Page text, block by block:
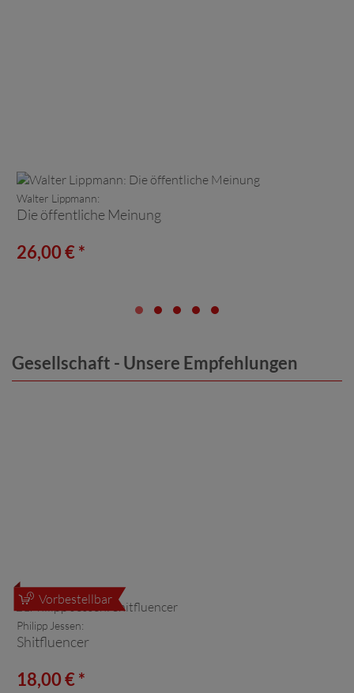
Walter Lippmann:
Die öffentliche Meinung
26,00 € *
Gesellschaft - Unsere Empfehlungen
Vorbestellbar
Philipp Jessen:
Shitfluencer
18,00 € *